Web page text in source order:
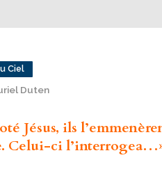
Ciel
Duten
Jésus, ils
Celui-ci